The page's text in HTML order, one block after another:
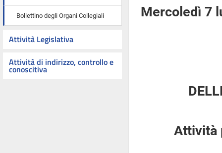
Bollettino degli Organi Collegiali
Attività Legislativa
Attività di indirizzo, controllo e
conoscitiva
Mercoledì 7
Attività